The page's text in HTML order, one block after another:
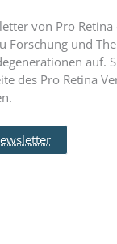
von Pro Retina
Forschung und
auf.
des Pro Retina